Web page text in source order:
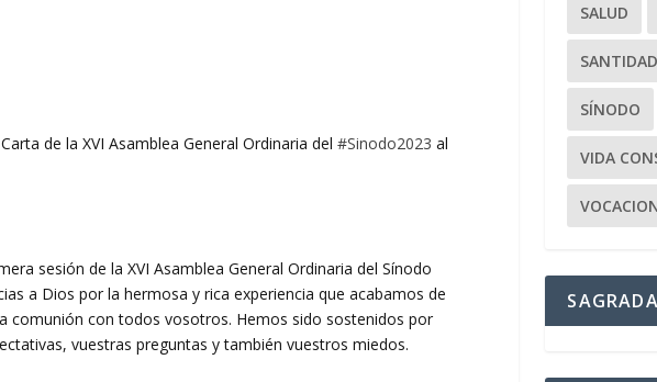
de la XVI Asamblea General Ordinaria del#Sinodo2023 al
sesión de la XVI Asamblea General Ordinaria del Sínodo
a Dios por la hermosa y rica experiencia que acabamos de
comunión con todos vosotros. Hemos sido sostenidos por
vuestras preguntas y también vuestros miedos.
SALUD
SANTIDAD
SÍNODO
VIDA